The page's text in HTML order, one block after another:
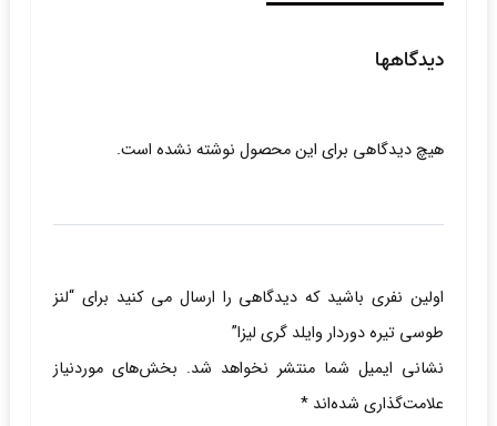
دیدگاهها
هیچ دیدگاهی برای این محصول نوشته نشده است.
اولین نفری باشید که دیدگاهی را ارسال می کنید برای “لنز
طوسی تیره دوردار وایلد گری لیزا”
نشانی ایمیل شما منتشر نخواهد شد. بخش‌های موردنیاز
علامت‌گذاری شده‌اند *